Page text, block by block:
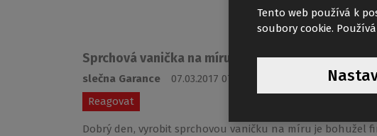
Sprchová vanička na míru
slečna Garance
07.03.2017 07:10:58
Reagovat
Dobrý den, vyrobit sprchovou vaničku na míru je bohužel
Tento web používá k
soubory cookie.